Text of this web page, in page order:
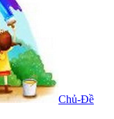
Chủ-Đề